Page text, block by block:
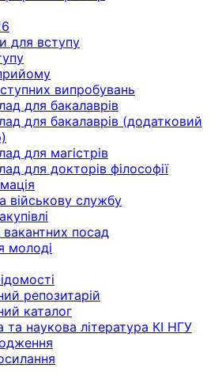
для вступу
випробувань
для бакалаврів
для бакалаврів (додатковий
для магістрів
для докторів філософії
військову службу
вакантних посад
молоді
репозитарій
каталог
та наукова література КІ НГУ